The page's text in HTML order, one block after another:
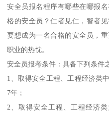
安全员报名程序有哪些在哪报
格的安全员？仁者见仁，智者
要想成为一名合格的安全员，
职业的热忱。
安全员报考条件：具备下列条件
1、取得安全工程、工程经济类
7年；
2、取得安全工程、工程经济